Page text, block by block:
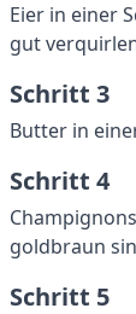
Eier in einer
gut
Schritt 3
Butter in
Schritt 4
goldbraun
Schritt 5